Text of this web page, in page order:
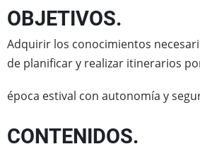
OBJETIVOS.
Adquirir los conocimientos
de planificar y realizar itinerarios
época estival con autonomía y
CONTENIDOS.